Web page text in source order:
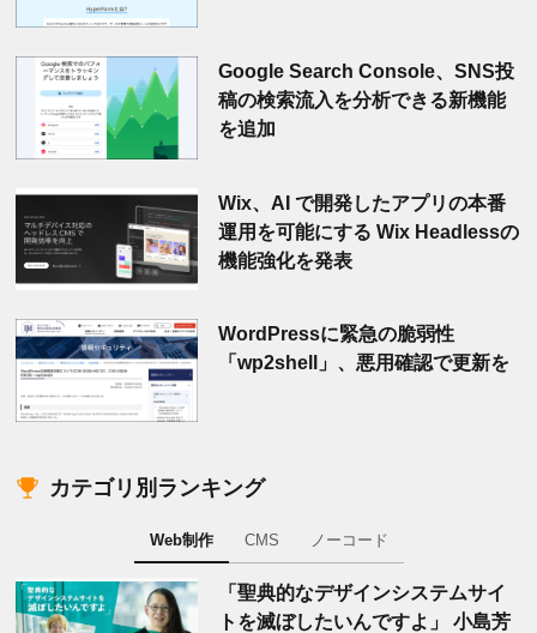
Google Search Console、SNS投
稿の検索流入を分析できる新機能
を追加
Wix、AI で開発したアプリの本番
運用を可能にする Wix Headlessの
機能強化を発表
WordPressに緊急の脆弱性
「wp2shell」、悪用確認で更新を
カテゴリ別ランキング
Web制作 CMS ノーコード
「聖典的なデザインシステムサイ
トを滅ぼしたいんですよ」 小島芳